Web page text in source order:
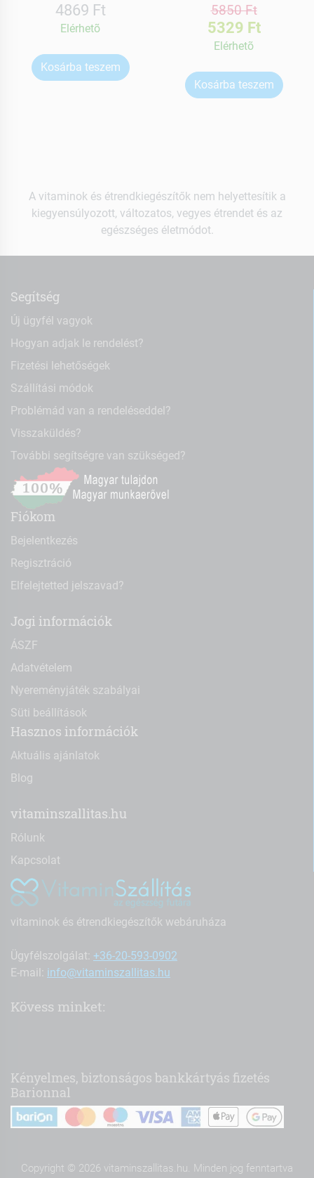
4869 Ft
Elérhetõ
Kosárba teszem
5850 Ft
5329 Ft
Elérhetõ
Kosárba teszem
A vitaminok és étrendkiegészítők nem helyettesítik a
kiegyensúlyozott, változatos, vegyes étrendet és az
egészséges életmódot.
Segítség
Új ügyfél vagyok
Hogyan adjak le rendelést?
Fizetési lehetőségek
Szállítási módok
Problémád van a rendeléseddel?
Visszaküldés?
További segítségre van szükséged?
Fiókom
Bejelentkezés
Regisztráció
Elfelejtetted jelszavad?
Jogi információk
ÁSZF
Adatvételem
Nyereményjáték szabályai
Süti beállítások
Hasznos információk
Aktuális ajánlatok
Blog
vitaminszallitas.hu
Rólunk
Kapcsolat
vitaminok és étrendkiegészítők webáruháza
Ügyfélszolgálat: +36-20-593-0902
E-mail: info@vitaminszallitas.hu
Kövess minket:
Kényelmes, biztonságos bankkártyás fizetés
Barionnal
Copyright © 2026 vitaminszallitas.hu. Minden jog fenntartva